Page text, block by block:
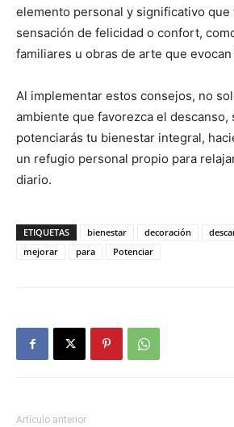
elemento personal y significativo que
sensación de felicidad o confort,
familiares u obras de arte que
Al implementar estos consejos, no
ambiente que favorezca el descanso,
potenciarás tu bienestar integral,
un refugio personal propio para
diario.
ETIQUETAS bienestar decoración
mejorar
para Potenciar
Artículo anterior